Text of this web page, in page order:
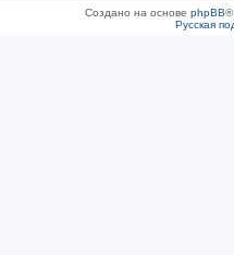
Создано на основе phpBB®
Русская